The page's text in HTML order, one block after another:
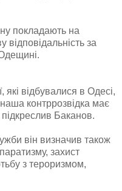
покладають на
відповідальність за
які відбувалися в Одесі,
контррозвідка має
Баканов.
він визначив також
захист
з тероризмом,